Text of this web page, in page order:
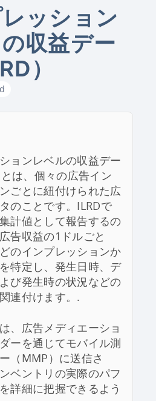
ッション
収益デー
）
ョンレベルの収益デー
は、個々の広告イン
ごとに紐付けられた広
のことです。ILRDで
計値として報告するの
告収益の1ドルごと
のインプレッションか
特定し、発生日時、デ
び発生時の状況などの
連付けます。.
、広告メディエーショ
ーを通じてモバイル測
（MMP）に送信さ
ベントリの実際のパフ
詳細に把握できるよう